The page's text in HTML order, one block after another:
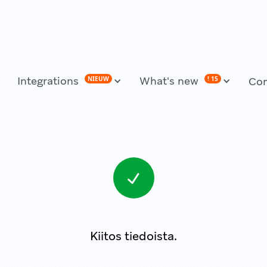
Integrations NIEUW What's new ! 15
Kiitos tiedoista.